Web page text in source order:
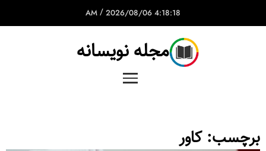
4:18:18 AM
/ 2026/08/06
مجله نویسانه
برچسب: کاور